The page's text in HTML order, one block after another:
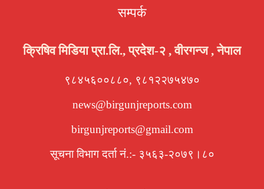
सम्पर्क
क्रिषिव मिडिया प्रा.लि., प्रदेश-२ , वीरगन्ज , नेपाल
९८४५६००८८०, ९८१२२७५४७०
news@birgunjreports.com
birgunjreports@gmail.com
सूचना विभाग दर्ता नं.:- ३५६३-२०७९।८०